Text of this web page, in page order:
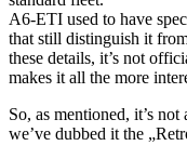
A6-ETI used to have
that still distinguish it
these details, it’s not
makes it all the more
So, as mentioned, it’s
we’ve dubbed it the